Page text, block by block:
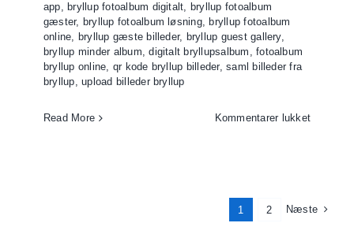
app, bryllup fotoalbum digitalt, bryllup fotoalbum
gæster, bryllup fotoalbum løsning, bryllup fotoalbum
online, bryllup gæste billeder, bryllup guest gallery,
bryllup minder album,digitalt bryllupsalbum ,fotoalbum
bryllup online, qr kode bryllup billeder,saml billeder fra
bryllup,upload billeder bryllup
Read More Kommentarer lukkettil
1
2 Næste